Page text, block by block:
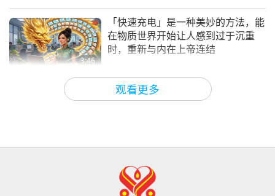
楚地。（是的，我亲眼所见，是。不过那已经是好几
年前的事了。但那个非常强烈的印象一直留在我心
里。）不要紧，不要紧。没事，没事。不用担心。开
悟总是对我们有帮助，总是对我们有好处的，没问
人。（好的，我之前已经修过一些打坐方式，而我有
37:31
希瓦神112种专注之法一（七集之
一） 1995.12.24
2026-05-12
观看更多
3:46
「快速充电」是一种美妙的方法，能
在物质世界开始让人感到过于沉重
时，重新与内在上帝连结
2026-08-05
38:07
伊斯兰的水资源道德观：摘自《圣